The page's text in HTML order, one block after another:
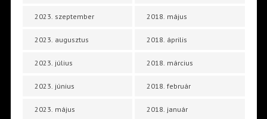
2023. szeptember
2023. augusztus
2023. július
2023. június
2023. május
2018. május
2018. április
2018. március
2018. február
2018. január